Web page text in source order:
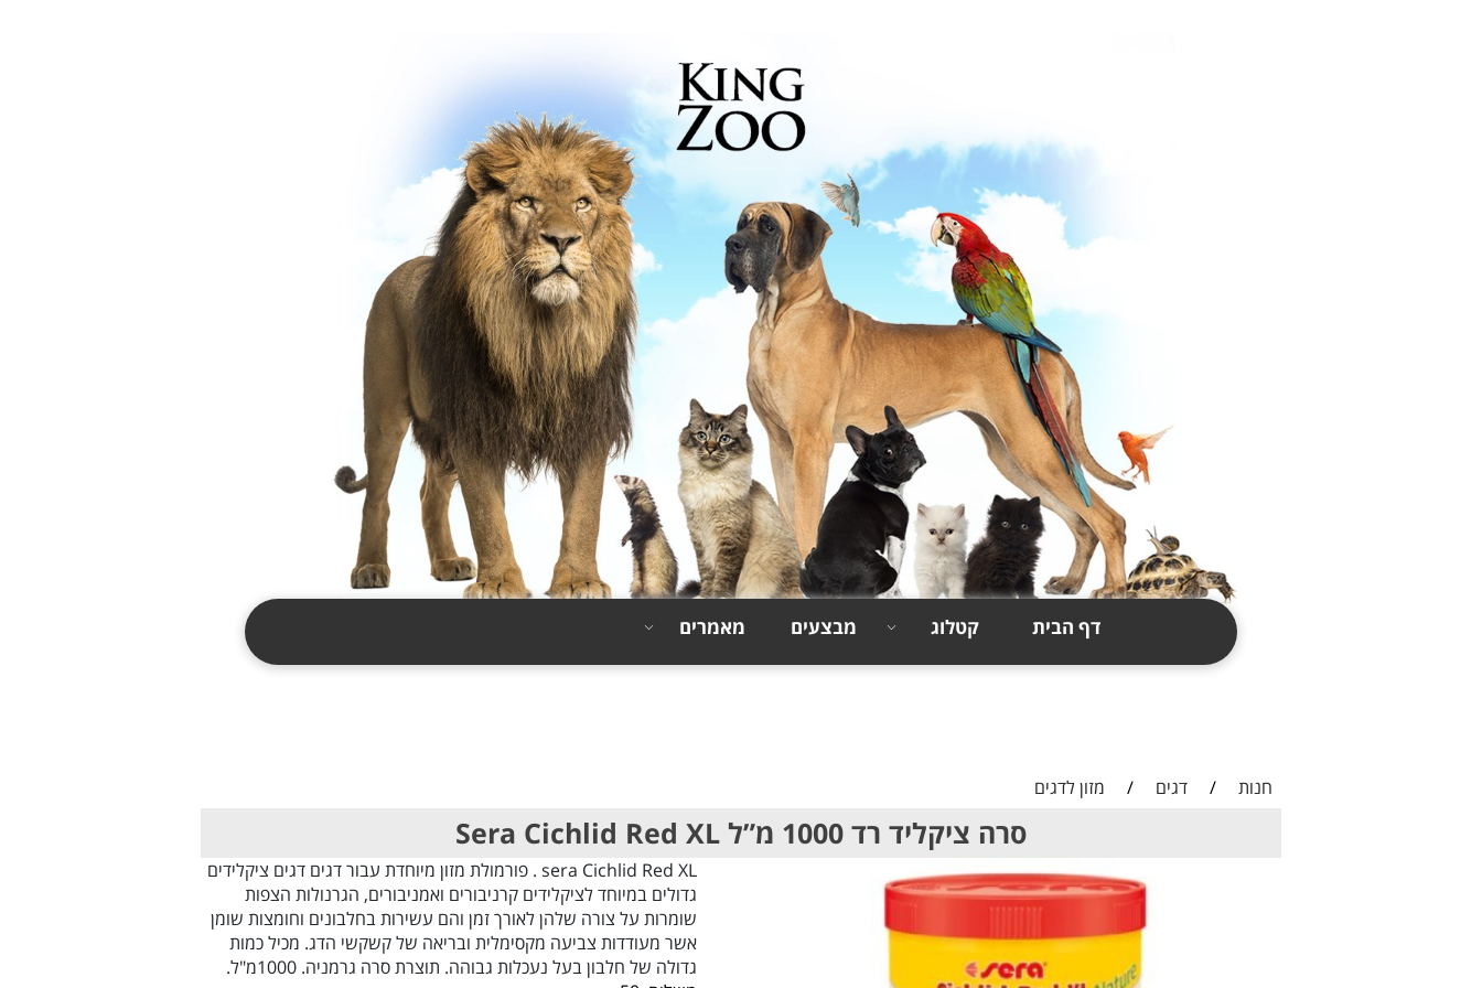
דף הבית קטלוג מבצעים מאמרים
חנות / דגים / מזון לדגים
סרה ציקליד רד 1000 מ”ל Sera Cichlid Red XL
sera Cichlid Red XL . פורמולת מזון מיוחדת עבור דגים דגים ציקלידים
גדולים במיוחד לציקלידים קרניבורים ואמניבורים, הגרנולות הצפות
שומרות על צורה שלהן לאורך זמן והם עשירות בחלבונים וחומצות שומן
אשר מעודדות צביעה מקסימלית ובריאה של קשקשי הדג. מכיל כמות
גדולה של חלבון בעל נעכלות גבוהה. תוצרת סרה גרמניה. 1000מ"ל.